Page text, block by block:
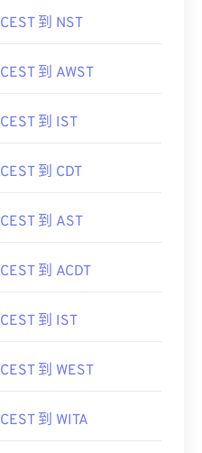
CEST 到 NST
CEST 到 AWST
CEST 到 IST
CEST 到 CDT
CEST 到 AST
CEST 到 ACDT
CEST 到 IST
CEST 到 WEST
CEST 到 WITA